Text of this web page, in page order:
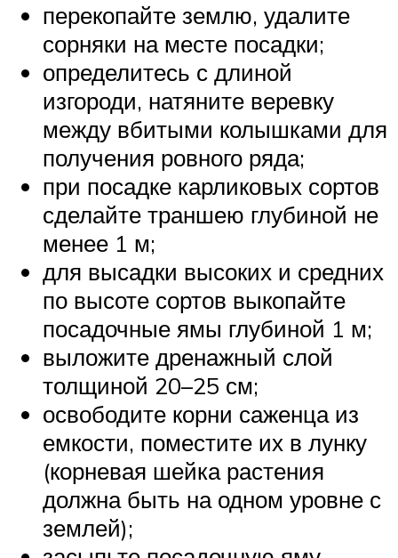
перекопайте землю, удалите
сорняки на месте посадки;
определитесь с длиной
изгороди, натяните веревку
между вбитыми колышками для
получения ровного ряда;
при посадке карликовых сортов
сделайте траншею глубиной не
менее 1 м;
для высадки высоких и средних
по высоте сортов выкопайте
посадочные ямы глубиной 1 м;
выложите дренажный слой
толщиной 20–25 см;
освободите корни саженца из
емкости, поместите их в лунку
(корневая шейка растения
должна быть на одном уровне с
землей);